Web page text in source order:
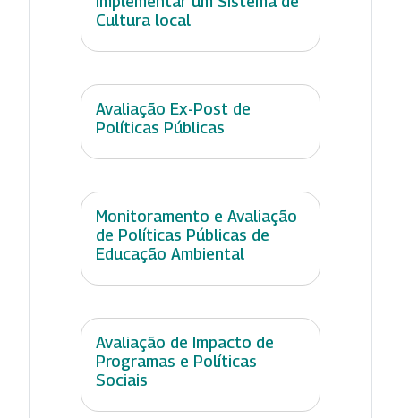
Cultura local
Avaliação Ex-Post de
Políticas Públicas
Monitoramento e Avaliação
de Políticas Públicas de
Educação Ambiental
Avaliação de Impacto de
Programas e Políticas
Sociais